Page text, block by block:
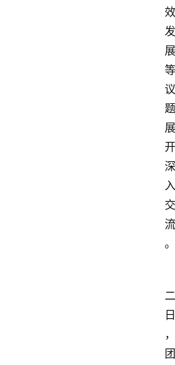
效
发
展
等
议
题
展
开
深
入
交
流
。
二
日
，
团